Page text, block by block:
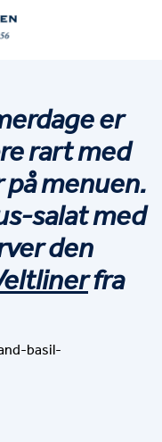
er
rart med
menuen.
salat med
den
fra